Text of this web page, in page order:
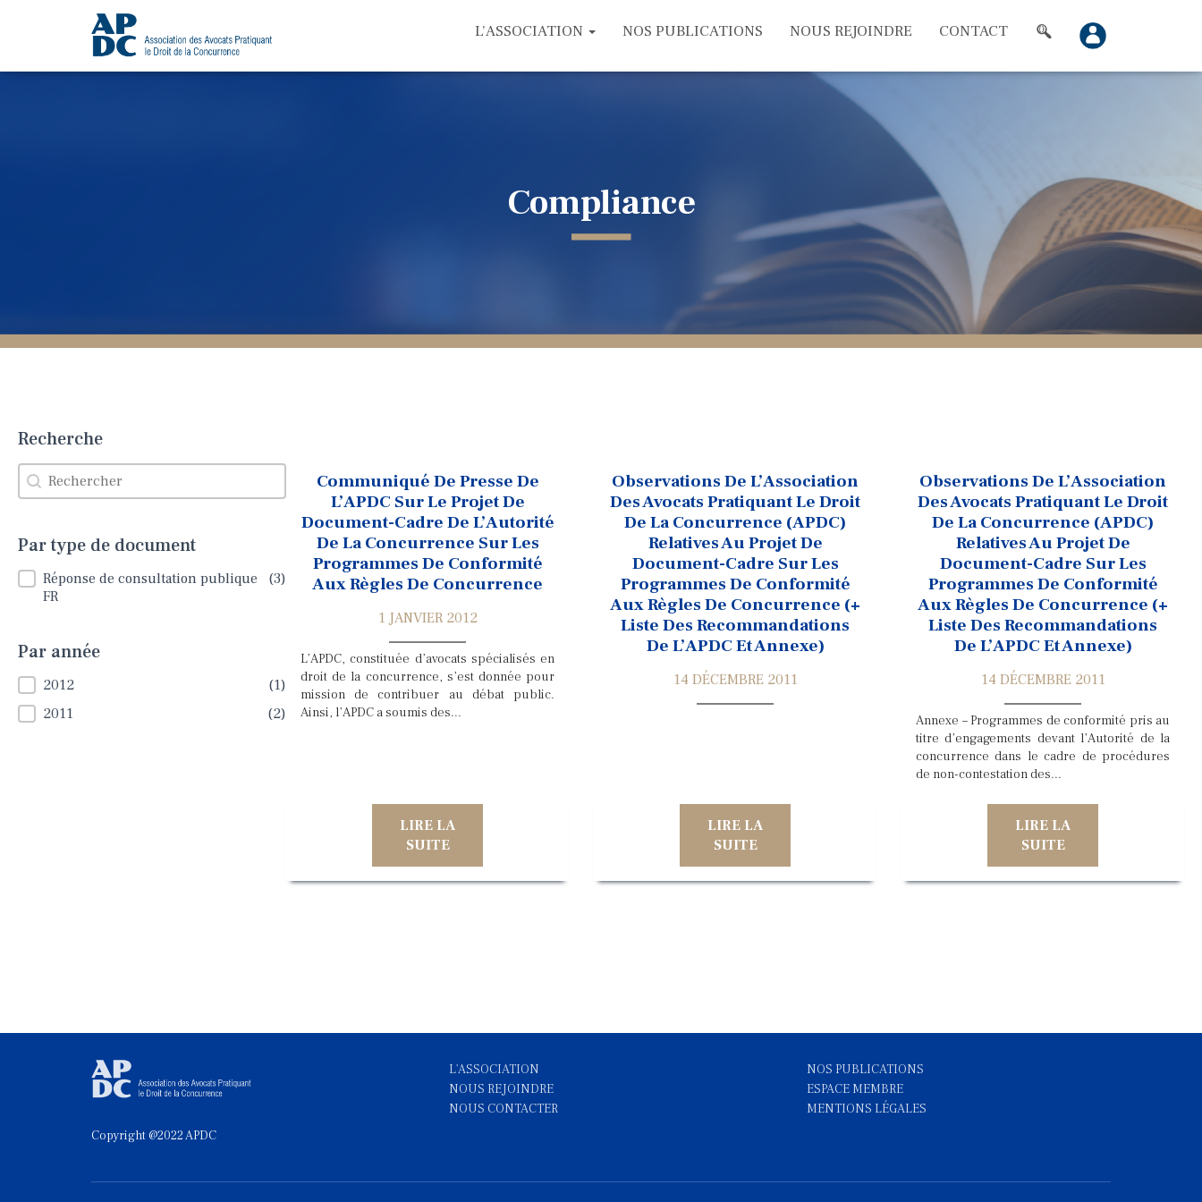
L’ASSOCIATION NOS PUBLICATIONS NOUS REJOINDRE CONTACT
Compliance
Recherche
Recherche
Recherche
Par type de document
Par type de document
Réponse de consultation publique
FR
(3)
Par année
Par année
2012
(1)
2011
(2)
Communiqué De Presse De
L’APDC Sur Le Projet De
Document-Cadre De L’Autorité
De La Concurrence Sur Les
Programmes De Conformité
Aux Règles De Concurrence
1 JANVIER 2012
L’APDC, constituée d’avocats spécialisés en
droit de la concurrence, s’est donnée pour
mission de contribuer au débat public.
Ainsi, l’APDC a soumis des...
LIRE LA
SUITE
Observations De L’Association
Des Avocats Pratiquant Le Droit
De La Concurrence (APDC)
Relatives Au Projet De
Document-Cadre Sur Les
Programmes De Conformité
Aux Règles De Concurrence (+
Liste Des Recommandations
De L’APDC Et Annexe)
14 DÉCEMBRE 2011
LIRE LA
SUITE
Observations De L’Association
Des Avocats Pratiquant Le Droit
De La Concurrence (APDC)
Relatives Au Projet De
Document-Cadre Sur Les
Programmes De Conformité
Aux Règles De Concurrence (+
Liste Des Recommandations
De L’APDC Et Annexe)
14 DÉCEMBRE 2011
Annexe – Programmes de conformité pris au
titre d’engagements devant l’Autorité de la
concurrence dans le cadre de procédures
de non-contestation des...
LIRE LA
SUITE
Copyright @2022 APDC
L'ASSOCIATION
NOUS REJOINDRE
NOUS CONTACTER
NOS PUBLICATIONS
ESPACE MEMBRE
MENTIONS LÉGALES